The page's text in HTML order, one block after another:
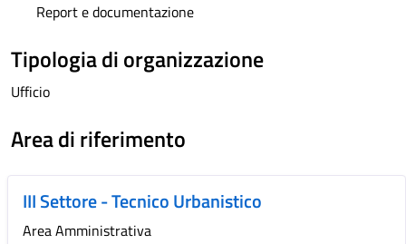
Report e documentazione
Tipologia di organizzazione
Ufficio
Area di riferimento
III Settore - Tecnico Urbanistico
Area Amministrativa